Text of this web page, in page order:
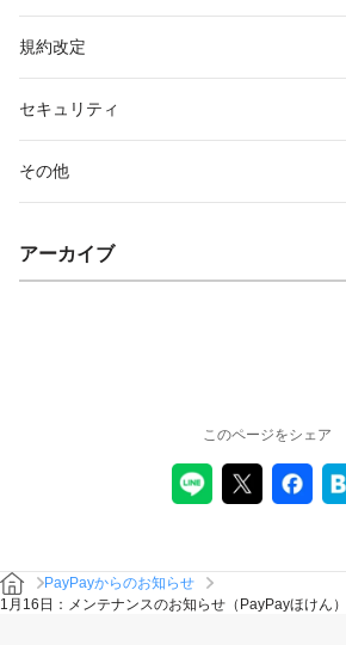
規約改定
セキュリティ
その他
アーカイブ
このページをシェア
PayPayからのお知らせ
1月16日：メンテナンスのお知らせ（PayPayほけん）